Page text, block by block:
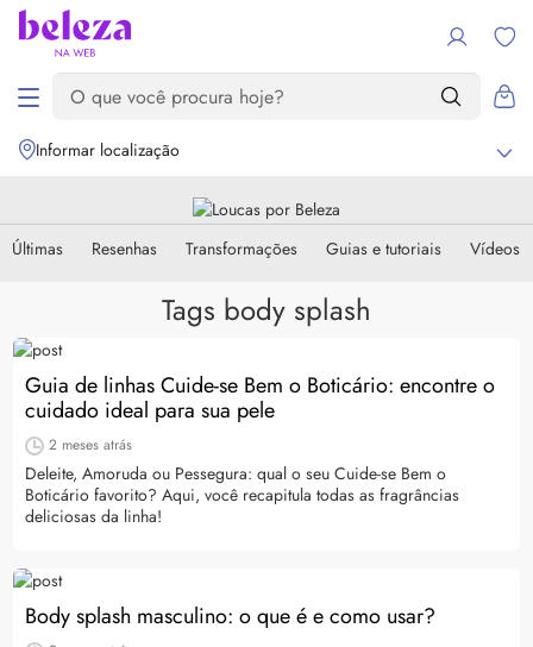
Informar localização
Últimas Resenhas Transformações Guias e tutoriais Vídeos
Tags body splash
Guia de linhas Cuide-se Bem o Boticário: encontre o
cuidado ideal para sua pele
2 meses atrás
Deleite, Amoruda ou Pessegura: qual o seu Cuide-se Bem o
Boticário favorito? Aqui, você recapitula todas as fragrâncias
deliciosas da linha!
Body splash masculino: o que é e como usar?